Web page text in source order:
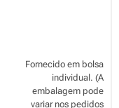
Fornecido em bolsa
individual. (A
embalagem pode
variar nos pedidos